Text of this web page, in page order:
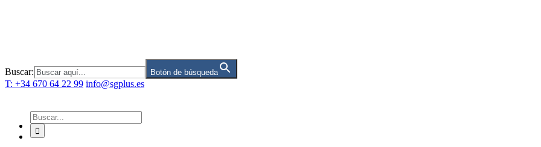
Buscar: Botón de búsqueda
T: +34 670 64 22 99 info@sgplus.es
Buscar: